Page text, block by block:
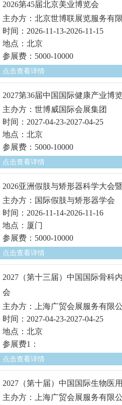
2026第45届北京美业博览会
主办方：北京世博联展览服务有
时间：2026-11-13-2026-11-15
地点：北京
参展费：5000-10000
点击查看详情
2027第36届中国国际健康产业博
主办方：世博威国际会展集团
时间：2027-04-23-2027-04-25
地点：北京
参展费：5000-10000
点击查看详情
2026亚洲假肢与矫形器科学大会
主办方：国际假肢与矫形器学会
时间：2026-11-14-2026-11-16
地点：厦门
参展费：5000-10000
点击查看详情
2027（第十三届）中国国际骨科
会
主办方：上海广贸会展服务有限
时间：2027-04-23-2027-04-25
地点：北京
参展费1：
点击查看详情
2027（第十届）中国国际生物医
主办方：上海广贸会展服务有限